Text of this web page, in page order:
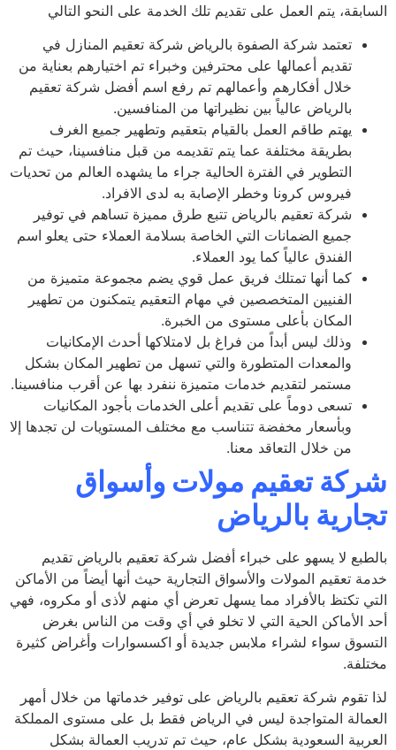
يتم العمل على تقديم تلك الخدمة على النحو التالي
تعتمد شركة الصفوة بالرياض شركة تعقيم المنازل في
تقديم أعمالها على محترفين وخبراء تم اختيارهم بعناية من
خلال أفكارهم وأعمالهم تم رفع اسم أفضل شركة تعقيم
بالرياض عالياً بين نظيراتها من المنافسين.
يهتم طاقم العمل بالقيام بتعقيم وتطهير جميع الغرف
بطريقة مختلفة عما يتم تقديمه من قبل منافسينا، حيث تم
التطوير في الفترة الحالية جراء ما يشهده العالم من تحديات
فيروس كرونا وخطر الإصابة به لدى الافراد.
شركة تعقيم بالرياض تتبع طرق مميزة تساهم في توفير
جميع الضمانات التي الخاصة بسلامة العملاء حتى يعلو اسم
الفندق عالياً كما يود العملاء.
كما أنها تمتلك فريق عمل قوي يضم مجموعة متميزة من
الفنيين المتخصصين في مهام التعقيم يتمكنون من تطهير
المكان بأعلى مستوى من الخبرة.
وذلك ليس أبداً من فراغ بل لامتلاكها أحدث الإمكانيات
والمعدات المتطورة والتي تسهل من تطهير المكان بشكل
مستمر لتقديم خدمات متميزة ننفرد بها عن أقرب منافسينا.
تسعى دوماً على تقديم أعلى الخدمات بأجود المكانيات
وبأسعار مخفضة تتناسب مع مختلف المستويات لن تجدها إلا
من خلال التعاقد معنا.
تعقيم مولات وأسواق
بالرياض
لا يسهو على خبراء أفضل شركة تعقيم بالرياض تقديم
تعقيم المولات والأسواق التجارية حيث أنها أيضاً من الأماكن
تكتظ بالأفراد مما يسهل تعرض أي منهم لأذى أو مكروه، فهي
الأماكن الحية التي لا تخلو في أي وقت من الناس بغرض
سواء لشراء ملابس جديدة أو اكسسوارات وأغراض كثيرة
تقوم شركة تعقيم بالرياض على توفير خدماتها من خلال أمهر
المتواجدة ليس في الرياض فقط بل على مستوى المملكة
السعودية بشكل عام، حيث تم تدريب العمالة بشكل